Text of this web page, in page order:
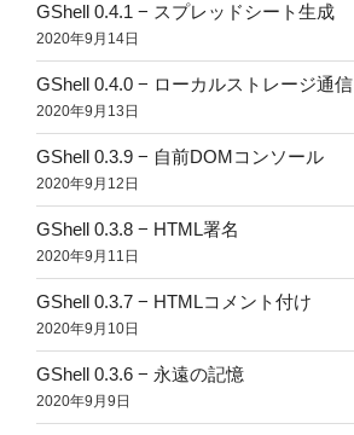
GShell 0.4.1 − スプレッドシート生成
2020年9月14日
GShell 0.4.0 − ローカルストレージ通信
2020年9月13日
GShell 0.3.9 − 自前DOMコンソール
2020年9月12日
GShell 0.3.8 − HTML署名
2020年9月11日
GShell 0.3.7 − HTMLコメント付け
2020年9月10日
GShell 0.3.6 − 永遠の記憶
2020年9月9日